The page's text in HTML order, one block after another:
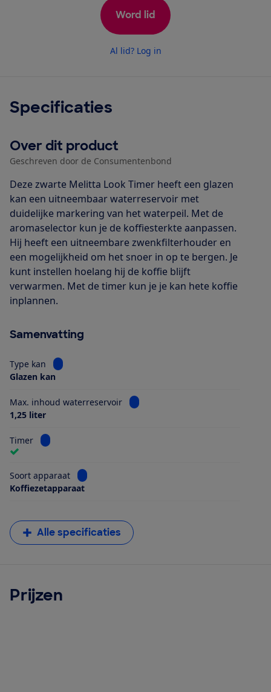
Word lid
Al lid? Log in
Specificaties
Over dit product
Geschreven door de Consumentenbond
Deze zwarte Melitta Look Timer heeft een glazen
kan een uitneembaar waterreservoir met
duidelijke markering van het waterpeil. Met de
aromaselector kun je de koffiesterkte aanpassen.
Hij heeft een uitneembare zwenkfilterhouder en
een mogelijkheid om het snoer in op te bergen. Je
kunt instellen hoelang hij de koffie blijft
verwarmen. Met de timer kun je je kan hete koffie
inplannen.
Samenvatting
Type kan
Bekijk informatie voor Type kan
Glazen kan
Max. inhoud waterreservoir
Bekijk informatie voor Max.
1,25 liter
Timer Bekijk informatie voor Timer
Soort apparaat
Bekijk informatie voor Soort apparaat
Koffiezetapparaat
Alle specificaties
Prijzen